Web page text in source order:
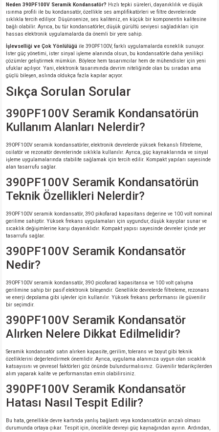
Neden 390PF100V Seramik Kondansatör? Hızlı tepki süreleri, dayanıklılık ve düşük
ısınma profili ile bu kondansatör, özellikle ses amplifikatörleri ve filtre devrelerinde
sıklıkla tercih ediliyor. Düşünsenize, ses kaliteniz, en küçük bir komponentin kalitesine
bağlı olabilir. Ayrıca, bu tür kondansatörler, düşük gürültü seviyesi sağladıkları için
hassas elektronik uygulamalarda da önemli bir yere sahip.
İşlevselliği ve Çok Yönlülüğü ile 390PF100V, farklı uygulamalarda esneklik sunuyor.
İster güç yönetimi, ister sinyal işleme alanında olsun, bu kondansatörle daha yenilikçi
çözümler geliştirmek mümkün. Böylece hem tasarımcılar hem de mühendisler için yeni
ufuklar açılıyor. Yani, elektronik tasarımında devrim niteliğinde olan bu sıradan ama
güçlü bileşen, aslında oldukça fazla kapılar açıyor.
Sıkça Sorulan Sorular
390PF100V Seramik Kondansatörün
Kullanım Alanları Nelerdir?
390PF100V seramik kondansatörler, elektronik devrelerde yüksek frekanslı filtreleme,
osilatör ve rezonatör devrelerinde sıklıkla kullanılır. Ayrıca, güç kaynaklarında ve sinyal
işleme uygulamalarında stabilite sağlamak için tercih edilir. Kompakt yapıları sayesinde
alan tasarrufu sağlar.
390PF100V Seramik Kondansatörün
Teknik Özellikleri Nelerdir?
390PF100V seramik kondansatör, 390 pikofarad kapasitans değerine ve 100 volt nominal
gerilime sahiptir. Yüksek frekans uygulamaları için uygundur, düşük kayıplar sunar ve
sıcaklık değişimlerine karşı dayanıklıdır. Kompakt yapısı sayesinde devreler içinde yer
tasarrufu sağlar.
390PF100V Seramik Kondansatör
Nedir?
390PF100V seramik kondansatör, 390 picofarad kapasitansa ve 100 volt çalışma
gerilimine sahip bir pasif elektronik bileşendir. Genellikle devrelerde filtreleme, rezonans
ve enerji depolama gibi işlevler için kullanılır. Yüksek frekans performansı ile güvenilir
bir seçimdir.
390PF100V Seramik Kondansatör
Alırken Nelere Dikkat Edilmelidir?
Seramik kondansatör satın alırken kapasite, gerilim, tolerans ve boyut gibi teknik
özelliklerini değerlendirmek önemlidir. Ayrıca, uygulama alanınıza uygun olan sıcaklık
katsayısını ve çevresel faktörleri göz önünde bulundurmalısınız. Güvenilir tedarikçilerden
alım yaparak kalite ve performanstan emin olabilirsiniz.
390PF100V Seramik Kondansatör
Hatası Nasıl Tespit Edilir?
Bu hata, genellikle devre kartında yanlış bağlantı veya kondansatörün arızalı olması
durumunda ortaya çıkar. Tespit için, öncelikle devreyi güç kaynağından ayırın. Ardından,